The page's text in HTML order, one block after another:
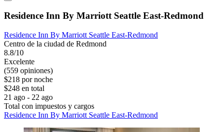
Residence Inn By Marriott Seattle East-Redmond
Residence Inn By Marriott Seattle East-Redmond
Centro de la ciudad de Redmond
8.8/10
Excelente
(559 opiniones)
$218 por noche
$248 en total
21 ago - 22 ago
Total con impuestos y cargos
Residence Inn By Marriott Seattle East-Redmond